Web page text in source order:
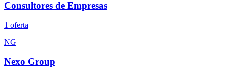
Consultores de Empresas
1 oferta
NG
Nexo Group